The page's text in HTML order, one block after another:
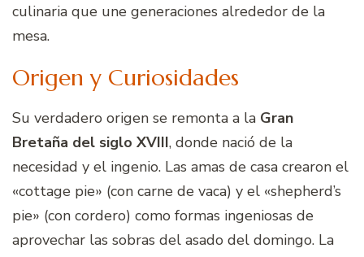
culinaria que une generaciones alrededor de la
mesa.
Origen y Curiosidades
Su verdadero origen se remonta a la Gran
Bretaña del siglo XVIII, donde nació de la
necesidad y el ingenio. Las amas de casa crearon el
«cottage pie» (con carne de vaca) y el «shepherd’s
pie» (con cordero) como formas ingeniosas de
aprovechar las sobras del asado del domingo. La